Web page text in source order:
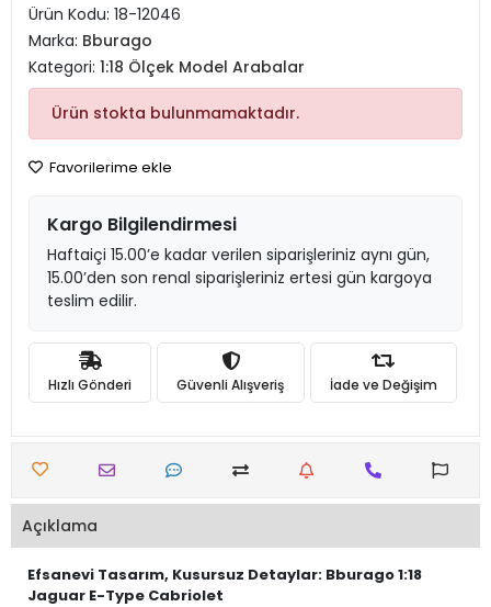
Ürün Kodu: 18-12046
Marka: Bburago
Kategori: 1:18 Ölçek Model Arabalar
Ürün stokta bulunmamaktadır.
Favorilerime ekle
Kargo Bilgilendirmesi
Haftaiçi 15.00’e kadar verilen siparişleriniz aynı gün,
15.00’den son renal siparişleriniz ertesi gün kargoya
teslim edilir.
Hızlı Gönderi Güvenli Alışveriş İade ve Değişim
Açıklama
Efsanevi Tasarım, Kusursuz Detaylar: Bburago 1:18
Jaguar E-Type Cabriolet